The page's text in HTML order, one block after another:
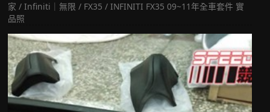
家 / Infiniti｜無限 / FX35 / INFINITI FX35 09~11年全車套件 實
品照